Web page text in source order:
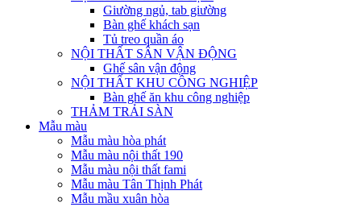
Giường ngủ, tab giường
Bàn ghế khách sạn
Tủ treo quần áo
NỘI THẤT SÂN VẬN ĐỘNG
Ghế sân vận động
NỘI THẤT KHU CÔNG NGHIỆP
Bàn ghế ăn khu công nghiệp
THẢM TRẢI SÀN
Mẫu màu
Mẫu màu hòa phát
Mẫu màu nội thất 190
Mẫu màu nội thất fami
Mẫu màu Tân Thịnh Phát
Mẫu mầu xuân hòa